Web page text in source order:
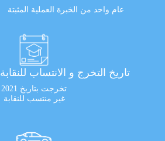
عام واحد من الخبرة العملية المثبتة
تاريخ التخرج و الانتساب للنقابة
تخرجت بتاريخ 2021
غير منتسب للنقابة